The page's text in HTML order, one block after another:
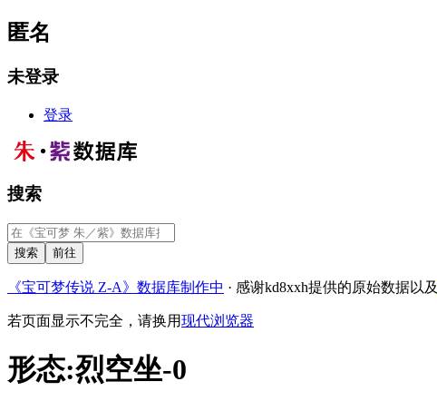
匿名
未登录
登录
搜索
《宝可梦传说 Z-A》数据库制作中 · 感谢kd8xxh提供的原始数据以及
若页面显示不完全，请换用现代浏览器
形态:烈空坐-0